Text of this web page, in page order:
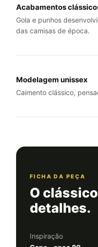
Acabamentos
Gola e punhos
das camisas de época.
Modelagem unissex
Caimento clássico,
FICHA DA PEÇA
O
detalhes.
Inspiração